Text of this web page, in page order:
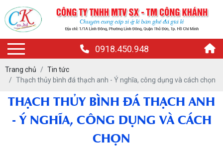
0918.450.948
Trang chủ
Tin tức
Thạch thủy bình đá thạch anh - Ý nghĩa, công dụng và cách chọn
THẠCH THỦY BÌNH ĐÁ THẠCH ANH
- Ý NGHĨA, CÔNG DỤNG VÀ CÁCH
CHỌN